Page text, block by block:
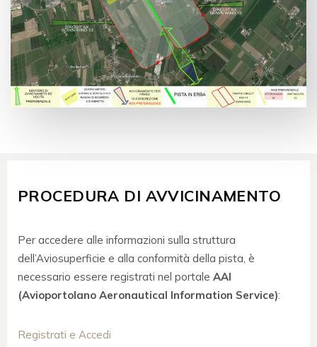
PROCEDURA DI AVVICINAMENTO
Per accedere alle informazioni sulla struttura
dell’Aviosuperficie e alla conformità della pista, è
necessario essere registrati nel portale AAI
(Avioportolano Aeronautical Information Service):
Registrati e Accedi